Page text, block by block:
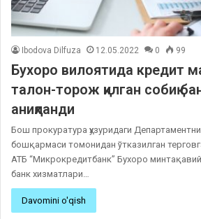
Ibodova Dilfuza 12.05.2022 0 99
Бухоро вилоятида кредит
талон-торож қилган собиқ
аниқланди
Бош прокуратура ҳузуридаги
бошқармаси томонидан ўтказилган
АТБ “Микрокредитбанк” Бухоро
банк хизматлари…
Davomini o'qish